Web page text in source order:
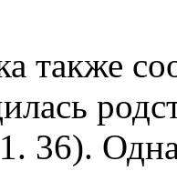
также
36).